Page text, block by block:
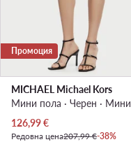
Промоция
MICHAEL Michael Kors
Мини пола · Черен · Мини
Актуална цена
126,99€
Редовна цена207,99 €-38%